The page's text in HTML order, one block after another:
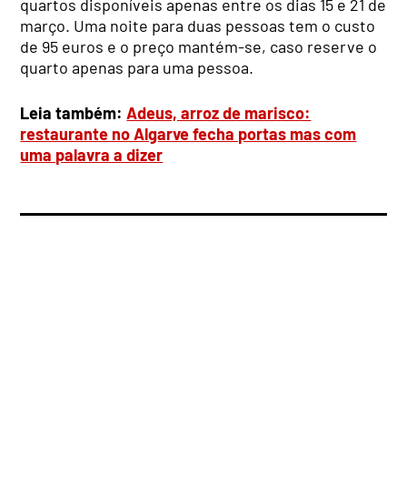
quartos disponíveis apenas entre os dias 15 e 21 de
março. Uma noite para duas pessoas tem o custo
de 95 euros e o preço mantém-se, caso reserve o
quarto apenas para uma pessoa.
Leia também:Adeus, arroz de marisco:
restaurante no Algarve fecha portas mas com
uma palavra a dizer